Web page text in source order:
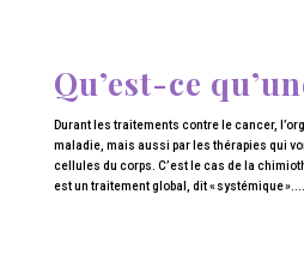
Qu’est-ce
Durant les traitements contre le cancer,
maladie, mais aussi par les thérapies qui
cellules du corps. C’est le cas de la
est un traitement global, dit « systémique »....